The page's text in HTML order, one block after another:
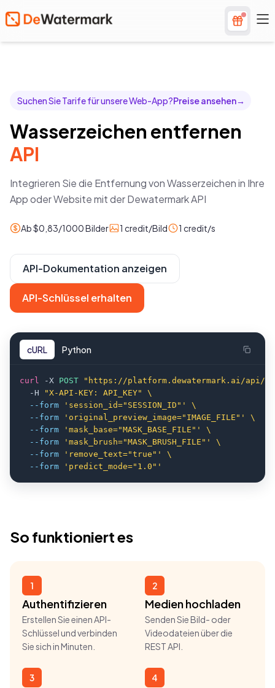
Suchen Sie Tarife für unsere Web-App?Preise ansehen→
Wasserzeichen entfernen
API
Integrieren Sie die Entfernung von Wasserzeichen in Ihre
App oder Website mit der Dewatermark API
Ab $0,83/1000 Bilder 1 credit/Bild 1 credit/s
API-Dokumentation anzeigen
API-Schlüssel erhalten
cURL Python
curl -X POST
"https://platform.dewatermark.ai/api/
  -H
"X-API-KEY: API_KEY" \
--form
'session_id="SESSION_ID"' \
--form
'original_preview_image="IMAGE_FILE"' \
--form
'mask_base="MASK_BASE_FILE"' \
--form
'mask_brush="MASK_BRUSH_FILE"' \
--form
'remove_text="true"' \
--form
'predict_mode="1.0"'
So funktioniert es
1
Authentifizieren
Erstellen Sie einen API-
Schlüssel und verbinden
Sie sich in Minuten.
2
Medien hochladen
Senden Sie Bild- oder
Videodateien über die
REST API.
3 4